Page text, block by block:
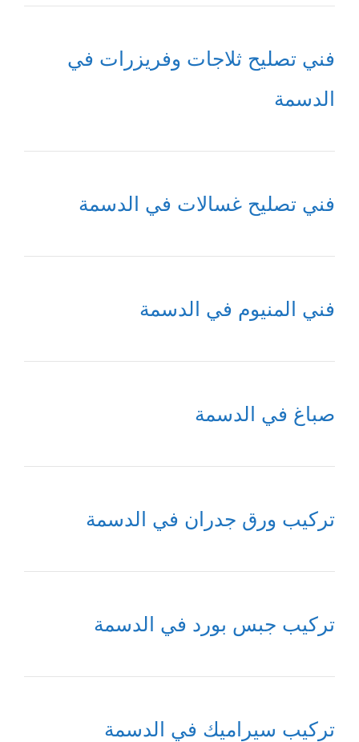
فني تصليح ثلاجات وفريزرات في
الدسمة
فني تصليح غسالات في الدسمة
فني المنيوم في الدسمة
صباغ في الدسمة
تركيب ورق جدران في الدسمة
تركيب جبس بورد في الدسمة
تركيب سيراميك في الدسمة